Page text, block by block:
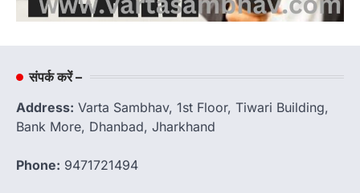
संपर्क करें –
Address: Varta Sambhav, 1st Floor, Tiwari Building,
Bank More, Dhanbad, Jharkhand
Phone: 9471721494